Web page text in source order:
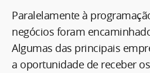
Paralelamente à
negócios foram
Algumas das principais
a oportunidade de receber